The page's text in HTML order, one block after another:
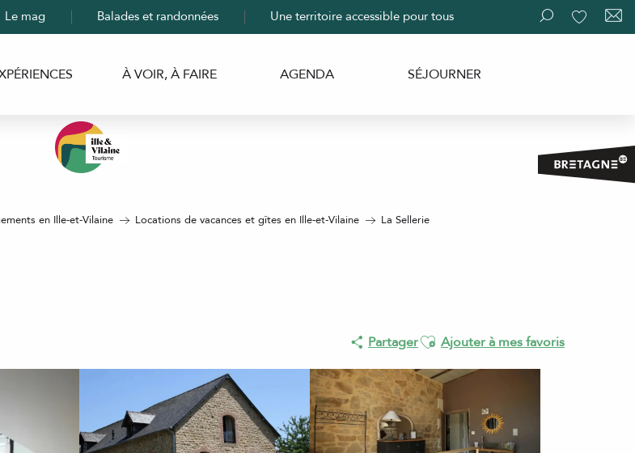
Recherche
Le mag Balades et randonnées Une territoire accessible pour tous
À VOIR, À FAIRE AGENDA SÉJOURNER
en Ille-et-Vilaine Locations de vacances et gîtes en Ille-et-Vilaine La Sellerie
PartagerAjouter aux favoris
Ajouter à mes favoris